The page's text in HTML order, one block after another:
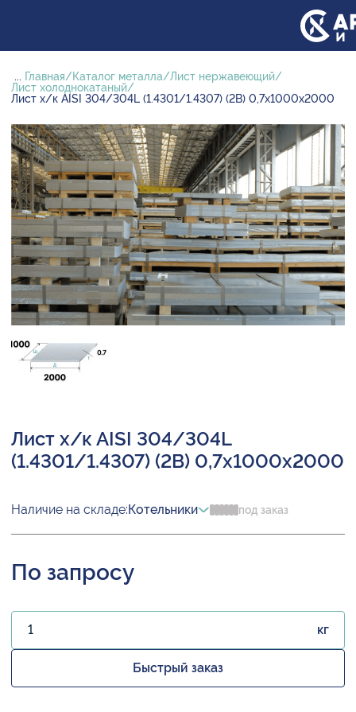
... Главная Каталог металла
Лист нержавеющий
Лист холоднокатаный
Лист х/к AISI 304/304L (1.4301/1.4307) (2B) 0,7х1000х2000
Лист х/к AISI 304/304L
(1.4301/1.4307) (2B) 0,7х1000х2000
Наличие на складе:Котельники под заказ
По запросу
кг
Быстрый заказ